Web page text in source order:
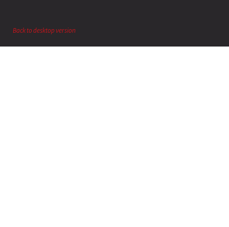
Back to desktop version